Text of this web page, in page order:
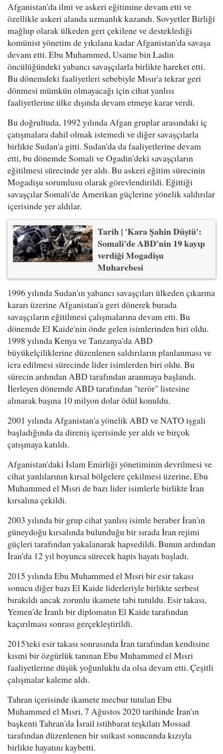
Afganistan'da ilmi ve askeri eğitimine devam etti ve
özellikle askeri alanda uzmanlık kazandı. Sovyetler Birliği
mağlup olarak ülkeden geri çekilene ve desteklediği
komünist yönetim de yıkılana kadar Afganistan'da savaşa
devam etti. Ebu Muhammed, Usame bin Ladin
öncülüğündeki yabancı savaşçılarla birlikte hareket etti.
Bu dönemdeki faaliyetleri sebebiyle Mısır'a tekrar geri
dönmesi mümkün olmayacağı için cihat yanlısı
faaliyetlerine ülke dışında devam etmeye karar verdi.
Bu doğrultuda, 1992 yılında Afgan gruplar arasındaki iç
çatışmalara dahil olmak istemedi ve diğer savaşçılarla
birlikte Sudan'a gitti. Sudan'da da faaliyetlerine devam
etti, bu dönemde Somali ve Ogadin'deki savaşçıların
eğitilmesi sürecinde yer aldı. Bu askeri eğitim sürecinin
Mogadişu sorumlusu olarak görevlendirildi. Eğittiği
savaşçılar Somali'de Amerikan güçlerine yönelik saldırılar
içerisinde yer aldılar.
Tarih | 'Kara Şahin Düştü':
Somali'de ABD'nin 19 kayıp
verdiği Mogadişu
Muharebesi
1996 yılında Sudan'ın yabancı savaşçıları ülkeden çıkarma
kararı üzerine Afganistan'a geri dönerek burada
savaşçıların eğitilmesi çalışmalarına devam etti. Bu
dönemde El Kaide'nin önde gelen isimlerinden biri oldu.
1998 yılında Kenya ve Tanzanya'da ABD
büyükelçiliklerine düzenlenen saldırıların planlanması ve
icra edilmesi sürecinde lider isimlerden biri oldu. Bu
sürecin ardından ABD tarafından aranmaya başlandı.
İlerleyen dönemde ABD tarafından "terör" listesine
alınarak başına 10 milyon dolar ödül konuldu.
2001 yılında Afganistan'a yönelik ABD ve NATO işgali
başladığında da direniş içerisinde yer aldı ve birçok
çatışmaya katıldı.
Afganistan'daki İslam Emirliği yönetiminin devrilmesi ve
cihat yanlılarının kırsal bölgelere çekilmesi üzerine, Ebu
Muhammed el Mısri de bazı lider isimlerle birlikte İran
kırsalına çekildi.
2003 yılında bir grup cihat yanlısı isimle beraber İran'ın
güneydoğu kırsalında bulunduğu bir sırada İran rejimi
güçleri tarafından yakalanarak hapsedildi. Bunun ardından
İran'da 12 yıl boyunca sürecek hapis hayatı başladı.
2015 yılında Ebu Muhammed el Mısri bir esir takası
sonucu diğer bazı El Kaide liderleriyle birlikte serbest
bırakıldı ancak zorunlu ikamete tabi tutuldu. Esir takası,
Yemen'de İranlı bir diplomatın El Kaide tarafından
kaçırılması sonrası gerçekleştirildi.
2015'teki esir takası sonrasında İran tarafından kendisine
kısmi bir özgürlük tanınan Ebu Muhammed el Mısri
faaliyetlerine düşük yoğunluklu da olsa devam etti. Çeşitli
çalışmalar kaleme aldı.
Tahran içerisinde ikamete mecbur tutulan Ebu
Muhammed el Mısri, 7 Ağustos 2020 tarihinde İran'ın
başkenti Tahran'da İsrail istihbarat teşkilatı Mossad
tarafından düzenlenen bir suikast sonucunda kızıyla
birlikte hayatını kaybetti.